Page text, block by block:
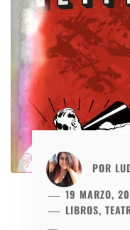
POR
19 MARZO,
LIBROS,